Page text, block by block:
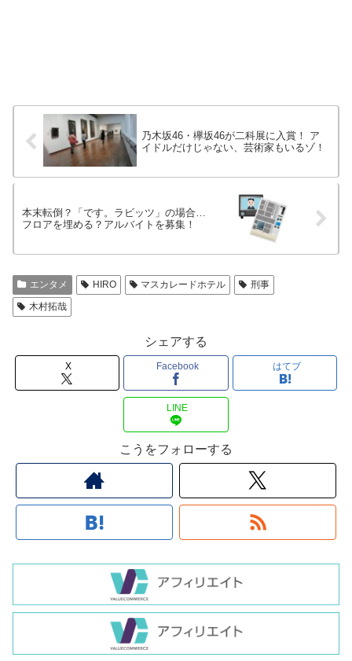
乃木坂46・欅坂46が二科展に入賞！ ア
イドルだけじゃない、芸術家もいるゾ！
本末転倒？「です。ラビッツ」の場合…
フロアを埋める？アルバイトを募集！
エンタメ HIRO マスカレードホテル
刑事
木村拓哉
シェアする
X Facebook はてブ
LINE
こうをフォローする